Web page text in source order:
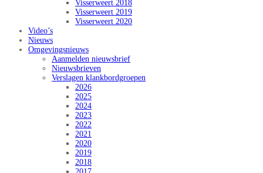
Visserweert 2018
Visserweert 2019
Visserweert 2020
Video’s
Nieuws
Omgevingsnieuws
Aanmelden nieuwsbrief
Nieuwsbrieven
Verslagen klankbordgroepen
2026
2025
2024
2023
2022
2021
2020
2019
2018